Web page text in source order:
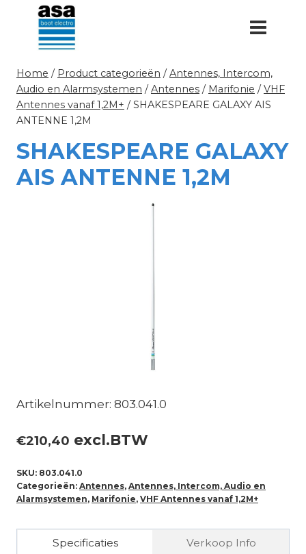
Doorgaan
inhoud
Home / Product categorieën / Antennes, Intercom,
Audio en Alarmsystemen / Antennes / Marifonie / VHF
Antennes vanaf 1,2M+ / SHAKESPEARE GALAXY AIS
ANTENNE 1,2M
SHAKESPEARE GALAXY
AIS ANTENNE 1,2M
Artikelnummer: 803.041.0
€210,40 excl.BTW
SKU: 803.041.0
Categorieën: Antennes, Antennes, Intercom, Audio en
Alarmsystemen, Marifonie, VHF Antennes vanaf 1,2M+
Specificaties Verkoop Info